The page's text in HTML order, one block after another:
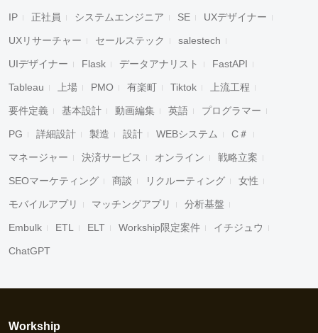
IP 正社員 システムエンジニア SE UXデザイナー
UXリサーチャー セールステック salestech
UIデザイナー Flask データアナリスト FastAPI
Tableau 上場 PMO 有楽町 Tiktok 上流工程
要件定義 基本設計 動画編集 英語 プログラマー
PG 詳細設計 製造 設計 WEBシステム C＃
マネージャー 決済サービス オンライン 戦略立案
SEOマーケティング 商談 リクルーティング 女性
モバイルアプリ マッチングアプリ 分析基盤
Embulk ETL ELT Workship限定案件 イチジュウ
ChatGPT
Workship